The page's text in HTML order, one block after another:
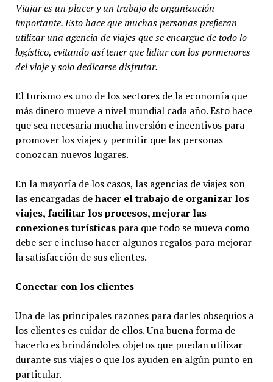
Viajar es un placer y un trabajo de organización
importante. Esto hace que muchas personas prefieran
utilizar una agencia de viajes que se encargue de todo lo
logístico, evitando así tener que lidiar con los pormenores
del viaje y solo dedicarse disfrutar.
El turismo es uno de los sectores de la economía que
más dinero mueve a nivel mundial cada año. Esto hace
que sea necesaria mucha inversión e incentivos para
promover los viajes y permitir que las personas
conozcan nuevos lugares.
En la mayoría de los casos, las agencias de viajes son
las encargadas dehacer el trabajo de organizar los
viajes, facilitar los procesos, mejorar las
conexiones turísticas para que todo se mueva como
debe ser e incluso hacer algunos regalos para mejorar
la satisfacción de sus clientes.
Conectar con los clientes
Una de las principales razones para darles obsequios a
los clientes es cuidar de ellos. Una buena forma de
hacerlo es brindándoles objetos que puedan utilizar
durante sus viajes o que los ayuden en algún punto en
particular.